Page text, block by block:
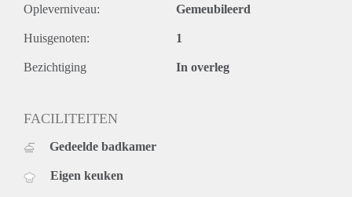
Opleverniveau: Gemeubileerd
Huisgenoten: 1
Bezichtiging In overleg
FACILITEITEN
Gedeelde badkamer
Eigen keuken